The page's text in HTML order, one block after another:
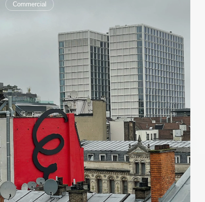
Commercial